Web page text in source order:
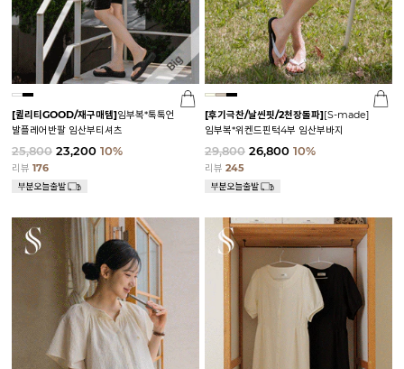
[퀼리티GOOD/재구매템]임부복*톡톡언
발플레어반팔 임산부티셔츠
25,800 23,200 10%
리뷰 176
[후기극찬/날씬핏/2천장돌파][S-made]
임부복*위켄드핀턱4부 임산부바지
29,800 26,800 10%
리뷰 245